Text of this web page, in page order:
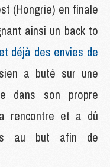
(Hongrie) en finale
ainsi un back to
déjà des envies de
a buté sur une
dans son propre
rencontre et a dû
au but afin de